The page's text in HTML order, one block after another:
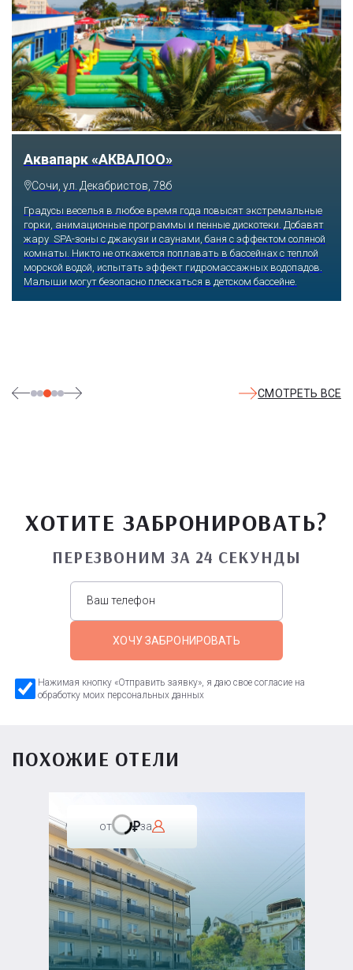
Тематический парк развлечений «Сочи
Парк»
Сочи, Олимпийский проспект, 21
Оказавшись здесь, словно попадаешь в сказку: встречаешь
любимых героев русского фольклора, получаешь возможность
сколько душе угодно кататься на аттракционах европейского
уровня. Гости участвуют в увлекательных квестах и творческих
СМОТРЕТЬ ВСЕ
ХОТИТЕ ЗАБРОНИРОВАТЬ?
ПЕРЕЗВОНИМ ЗА 24 СЕКУНДЫ
ХОЧУ ЗАБРОНИРОВАТЬ
Нажимая кнопку «Отправить заявку», я даю свое согласие на
обработку моих персональных данных
ПОХОЖИЕ ОТЕЛИ
от за